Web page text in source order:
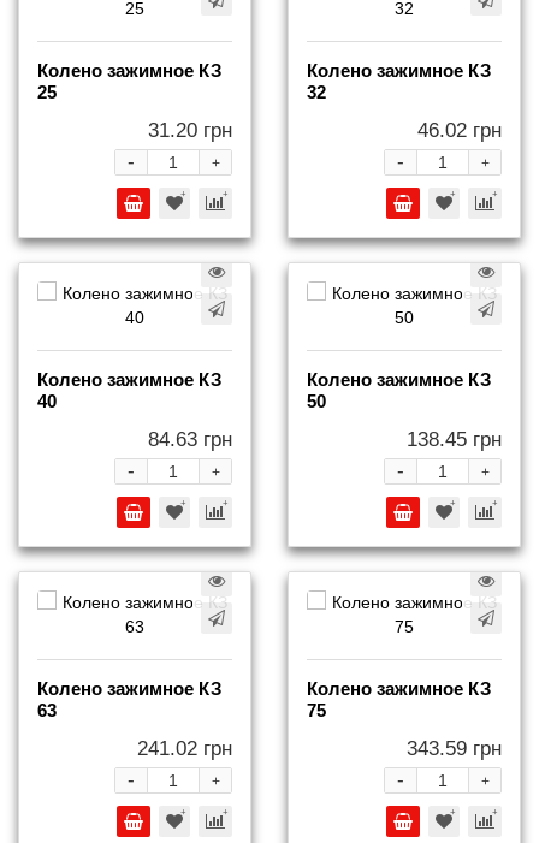
Колено зажимное КЗ
25
31.20 грн
+
-
Колено зажимное КЗ
32
46.02 грн
+
-
Колено зажимное КЗ
40
84.63 грн
+
-
Колено зажимное КЗ
50
138.45 грн
+
-
Колено зажимное КЗ
63
241.02 грн
+
-
Колено зажимное КЗ
75
343.59 грн
+
-